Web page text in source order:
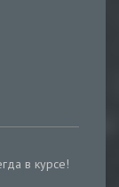
в курсе!